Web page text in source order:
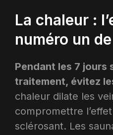
La chaleur :
numéro un
Pendant les 7 jours
traitement, évitez
chaleur dilate les
compromettre
sclérosant. Les